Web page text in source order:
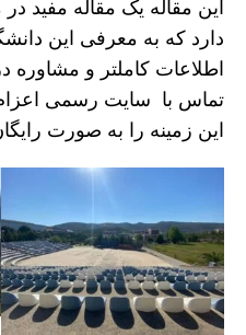
این مقاله یک مقاله مفید
دارد که به معرفی این
اطلاعات کاملتر و مشاوره
تماس با سایت رسمی اعزام
این زمینه را به صورت